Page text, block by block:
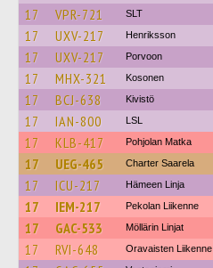
17 VPR-721 SLT
17 UXV-217 Henriksson
17 UXV-217 Porvoon
17 MHX-321 Kosonen
17 BCJ-638 Kivistö
17 IAN-800 LSL
17 KLB-417 Pohjolan Matka
17 UEG-465 Charter Saarela
17 ICU-217 Hämeen Linja
17 IEM-217 Pekolan Liikenne
17 GAC-533 Möllärin Linjat
17 RVI-648 Oravaisten Liikenne